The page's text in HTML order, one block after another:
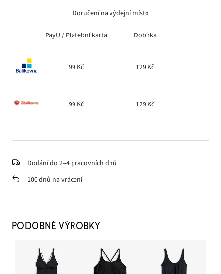
Doručení na výdejní místo
PayU / Platební karta Dobírka
99 Kč 129 Kč
99 Kč 129 Kč
Dodání do 2–4 pracovních dnů
100 dnů na vrácení
PODOBNÉ VÝROBKY